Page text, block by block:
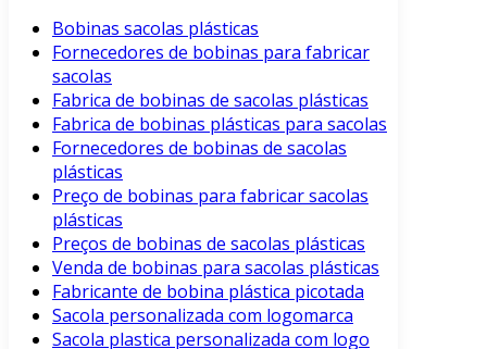
Bobinas sacolas plásticas
Fornecedores de bobinas para fabricar
sacolas
Fabrica de bobinas de sacolas plásticas
Fabrica de bobinas plásticas para sacolas
Fornecedores de bobinas de sacolas
plásticas
Preço de bobinas para fabricar sacolas
plásticas
Preços de bobinas de sacolas plásticas
Venda de bobinas para sacolas plásticas
Fabricante de bobina plástica picotada
Sacola personalizada com logomarca
Sacola plastica personalizada com logo